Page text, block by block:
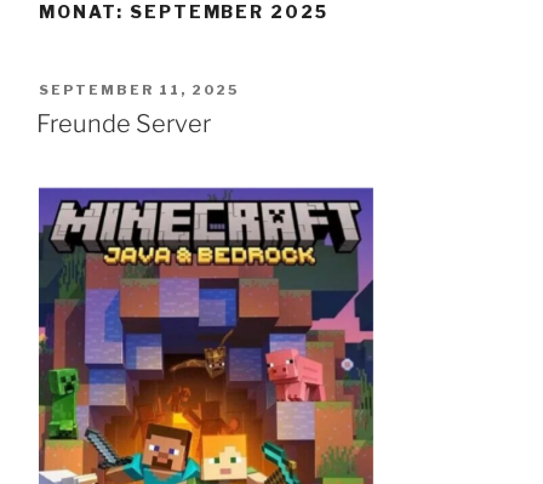
MONAT: SEPTEMBER 2025
VERÖFFENTLICHT
AM
SEPTEMBER 11, 2025
Freunde Server